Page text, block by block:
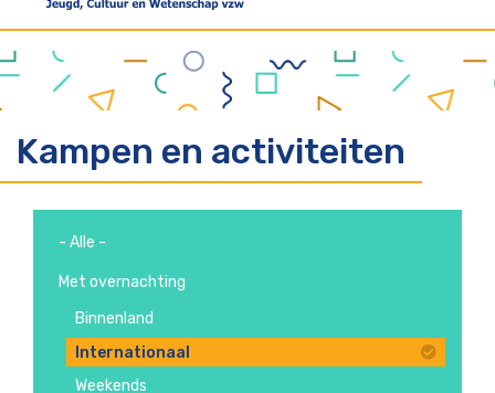
Kampen en activiteiten
- Alle -
Met overnachting
Binnenland
Internationaal
Weekends